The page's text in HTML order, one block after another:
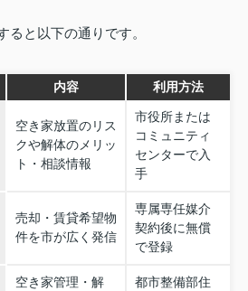
ると以下の通りです。
内容 利用方法
空き家放置のリス
クや解体のメリッ
ト・相談情報
市役所または
コミュニティ
センターで入
手
売却・賃貸希望物
件を市が広く発信
専属専任媒介
契約後に無償
で登録
空き家管理・解
都市整備部住